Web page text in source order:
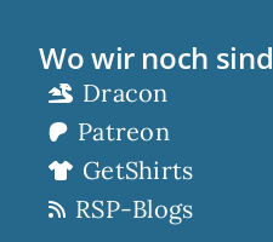
Wo wir noch sind
Dracon
Patreon
GetShirts
RSP-Blogs